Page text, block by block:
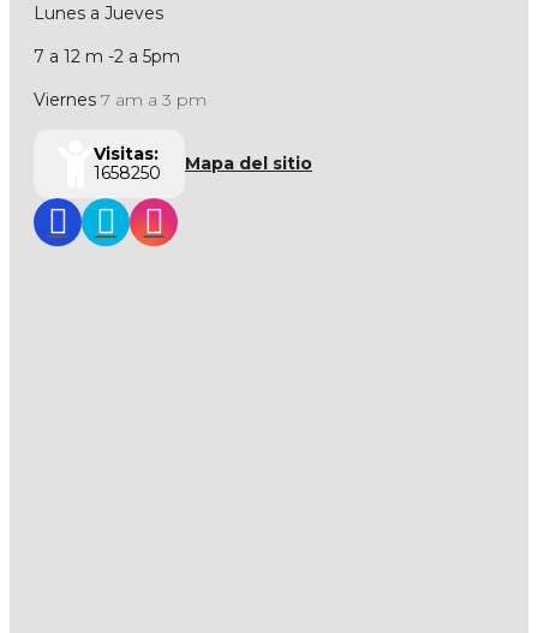
Lunes a Jueves
7 a 12 m -2 a 5pm
Viernes 7 am a 3 pm
Visitas:
1658250
Mapa del sitio